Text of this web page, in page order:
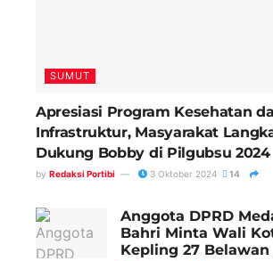
SUMUT
Apresiasi Program Kesehatan
Infrastruktur, Masyarakat
Dukung Bobby di Pilgubsu 2024
by Redaksi Portibi 3 Oktober 2024 14
Anggota DPRD
Bahri Minta Wali
Kepling 27 Belawan